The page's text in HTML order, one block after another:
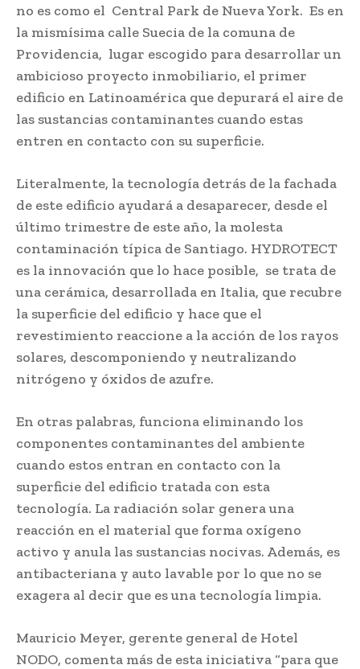
no es como el Central Park de Nueva York. Es en
la mismísima calle Suecia de la comuna de
Providencia, lugar escogido para desarrollar un
ambicioso proyecto inmobiliario, el primer
edificio en Latinoamérica que depurará el aire de
las sustancias contaminantes cuando estas
entren en contacto con su superficie.
Literalmente, la tecnología detrás de la fachada
de este edificio ayudará a desaparecer, desde el
último trimestre de este año, la molesta
contaminación típica de Santiago. HYDROTECT
es la innovación que lo hace posible, se trata de
una cerámica, desarrollada en Italia, que recubre
la superficie del edificio y hace que el
revestimiento reaccione a la acción de los rayos
solares, descomponiendo y neutralizando
nitrógeno y óxidos de azufre.
En otras palabras, funciona eliminando los
componentes contaminantes del ambiente
cuando estos entran en contacto con la
superficie del edificio tratada con esta
tecnología. La radiación solar genera una
reacción en el material que forma oxígeno
activo y anula las sustancias nocivas. Además, es
antibacteriana y auto lavable por lo que no se
exagera al decir que es una tecnología limpia.
Mauricio Meyer, gerente general de Hotel
NODO, comenta más de esta iniciativa “para que